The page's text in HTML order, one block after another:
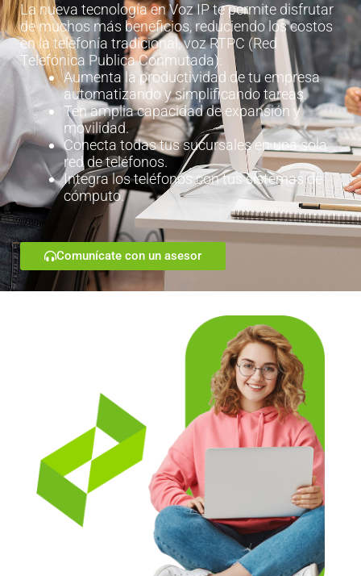
La nueva tecnología en Voz IP te permite disfrutar
de muchos más beneficios, reduciendo los costos
en la telefonía tradicional, voz RTPC (Red
Telefónica Publica Conmutada):
Aumenta la productividad de tu empresa
automatizando y simplificando tareas.
Ten amplia capacidad de expansión y
movilidad.
Conecta todas tus sucursales en una sola
red de teléfonos.
Integra los teléfonos con tus sistemas de
cómputo.
Comunícate con un asesor